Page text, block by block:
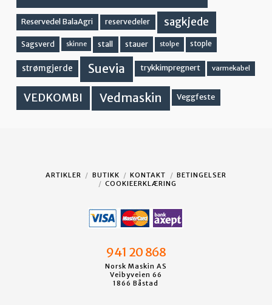
Reservedel BalaAgri reservedeler sagkjede
Sagsverd skinne stall stauer stolpe stople
strømgjerde Suevia trykkimpregnert varmekabel
VEDKOMBI Vedmaskin Veggfeste
ARTIKLER BUTIKK KONTAKT
BETINGELSER
COOKIEERKLÆRING
941 20 868
Norsk Maskin AS
Veibyveien 66
1866 Båstad